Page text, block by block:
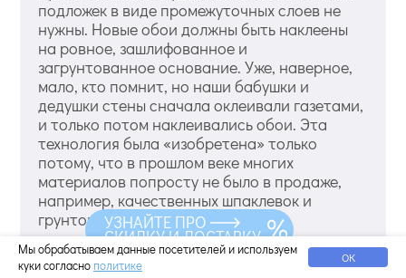
подложек в виде промежуточных слоев не
нужны. Новые обои должны быть наклеены
на ровное, зашлифованное и
загрунтованное основание. Уже, наверное,
мало, кто помнит, но наши бабушки и
дедушки стены сначала оклеивали газетами,
и только потом наклеивались обои. Эта
технология была «изобретена» только
потому, что в прошлом веке многих
материалов попросту не было в продаже,
например, качественных шпаклевок и
грунтовок. Итак, никаких газет и
промежуточных обоев – только ровное
основание и грунт. Подготовка стен в уже
Мы обрабатываем данные посетителей и используем
куки согласно политике ОК
УЗНАЙТЕ ПРО
СКИДКУ И ДОСТАВКУ